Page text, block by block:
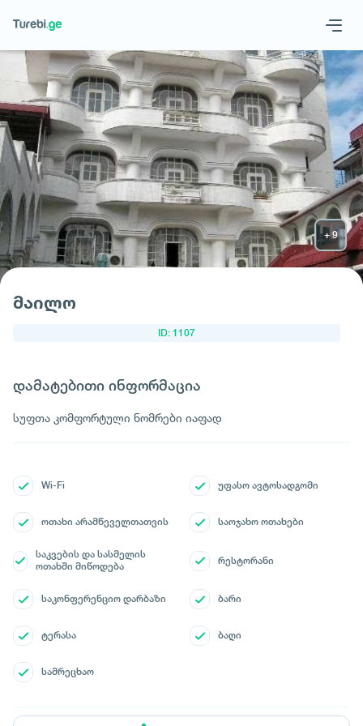
Geo Eng
მოითხოვე სასტუმრო
მაილო
ID: 1107
დამატებითი ინფორმაცია
სუფთა კომფორტული ნომრები იაფად
Wi-Fi უფასო ავტოსადგომი
ოთახი არამწეველთათვის საოჯახო ოთახები
საკვების და სასმელის
ოთახში მიწოდება
რესტორანი
საკონფერენციო დარბაზი ბარი
ტერასა ბაღი
სამრეცხაო